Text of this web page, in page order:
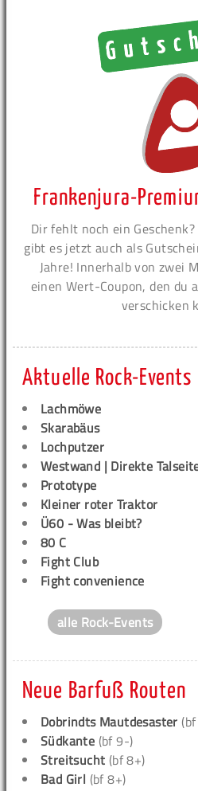
Frankenjura-
Dir fehlt noch ein
gibt es jetzt auch als
Jahre! Innerhalb von zwei
einen Wert-Coupon, den du
verschicken
Aktuelle Rock-Events
Lachmöwe
Skarabäus
Lochputzer
Westwand | Direkte
Prototype
Kleiner roter Traktor
Ü60 - Was bleibt?
80 C
Fight Club
Fight convenience
alle Rock-Events
Neue Barfuß Routen
Dobrindts Mautdesaster
Südkante (bf 9-)
Streitsucht (bf 8+)
Bad Girl (bf 8+)